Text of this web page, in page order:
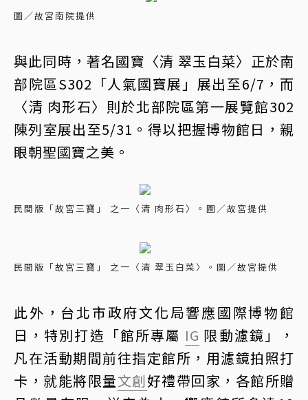
圖／故宮南院提供
與此同時，著名國寶〈清 翠玉白菜〉正於南
部院區S302「人氣國寶展」展出至6/7，而
〈清 肉形石〉則於北部院區第一展覽館302
陳列室展出至5/31。得以把握博物館日，親
眼朝聖國寶之美。
民間版「故宮三寶」 之一〈清 肉形石〉。圖／故宮提供
民間版「故宮三寶」 之一〈清 翠玉白菜〉。圖／故宮提供
此外，台北市政府文化局響應國際博物館
日，特別打造「館所專屬 IG 限動濾鏡」，
凡在活動期間前往指定館所，用濾鏡拍照打
卡，就能將限量文創好禮帶回家，各館所贈